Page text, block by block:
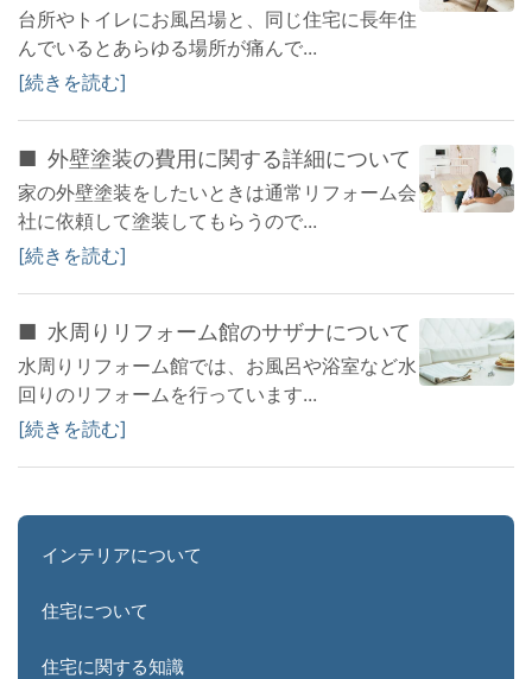
台所やトイレにお風呂場と、同じ住宅に長年住
んでいるとあらゆる場所が痛んで...
続きを読む
外壁塗装の費用に関する詳細について
家の外壁塗装をしたいときは通常リフォーム会
社に依頼して塗装してもらうので...
続きを読む
水周りリフォーム館のサザナについて
水周りリフォーム館では、お風呂や浴室など水
回りのリフォームを行っています...
続きを読む
インテリアについて
住宅について
住宅に関する知識